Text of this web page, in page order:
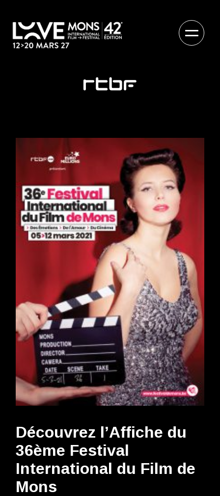
Découvrez l’Affiche du
36ème Festival
International du Film de
Mons